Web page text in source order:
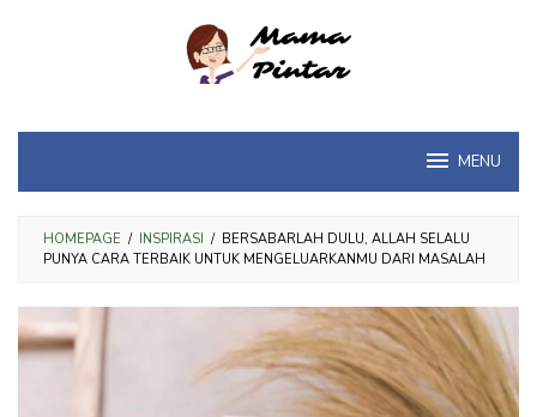
MENU
HOMEPAGE / INSPIRASI / BERSABARLAH DULU, ALLAH SELALU
PUNYA CARA TERBAIK UNTUK MENGELUARKANMU DARI MASALAH